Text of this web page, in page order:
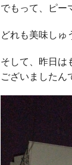
でもって、ピ
どれも美味しゅ
そして、昨日は
ございましたん